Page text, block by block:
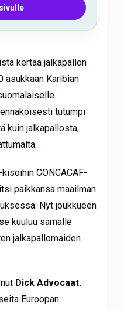
kertaa jalkapallon
Karibian
tutumpi
kuin jalkapallosta,
CONCACAF-
paikkansa maailman
Nyt joukkueen
kuuluu samalle
jalkapallomaiden
Dick Advocaat.
Euroopan